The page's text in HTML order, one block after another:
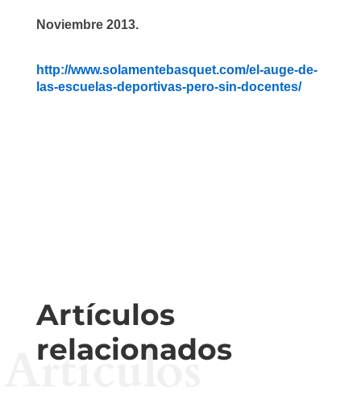
Noviembre 2013.
http://www.solamentebasquet.com/el-auge-de-
las-escuelas-deportivas-pero-sin-docentes/
Artículos
relacionados
Artículos